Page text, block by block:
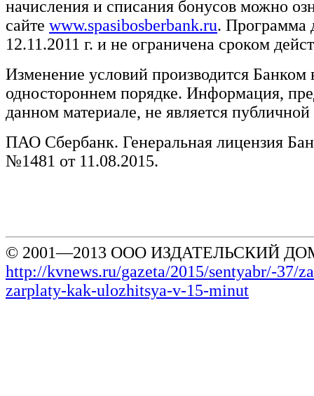
начисления и списания бонусов можно
сайте www.spasibosberbank.ru. Программа
12.11.2011 г. и не ограничена сроком
Изменение условий производится Банком
одностороннем порядке. Информация,
данном материале, не является
ПАО Сбербанк. Генеральная лицензия
№1481 от 11.08.2015.
© 2001—2013 ООО ИЗДАТЕЛЬСКИЙ
http://kvnews.ru/gazeta/2015/sentyabr/-37/
zarplaty-kak-ulozhitsya-v-15-minut